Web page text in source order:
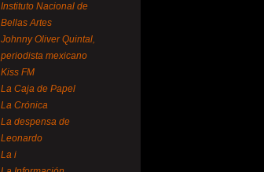
Instituto Nacional de
Bellas Artes
Johnny Oliver Quintal,
periodista mexicano
Kiss FM
La Caja de Papel
La Crónica
La despensa de
Leonardo
La i